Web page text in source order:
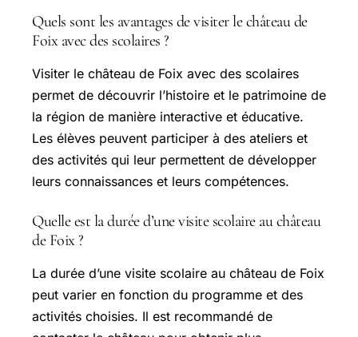
Quels sont les avantages de visiter le château de
Foix avec des scolaires ?
Visiter le château de Foix avec des scolaires
permet de découvrir l’histoire et le patrimoine de
la région de manière interactive et éducative.
Les élèves peuvent participer à des ateliers et
des activités qui leur permettent de développer
leurs connaissances et leurs compétences.
Quelle est la durée d’une visite scolaire au château
de Foix ?
La durée d’une visite scolaire au château de Foix
peut varier en fonction du programme et des
activités choisies. Il est recommandé de